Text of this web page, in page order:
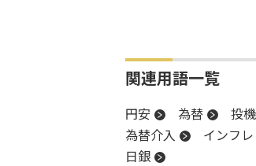
関連用語一覧
円安 為替 投機
為替介入
インフレ
日銀